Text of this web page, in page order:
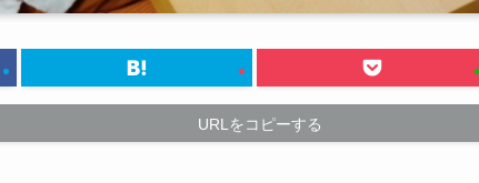
URLをコピーする